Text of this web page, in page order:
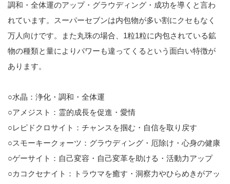
調和・全体運のアップ・グラウディング・成功を導くと言わ
れています。スーパーセブンは内包物が多い割にクセもなく
万人向けです。また丸珠の場合、1粒1粒に内包されている鉱
物の種類と量によりパワーも違ってくるという面白い特徴が
あります。
○水晶：浄化・調和・全体運
○アメジスト：霊的成長を促進・愛情
○レピドクロサイト：チャンスを掴む・自信を取り戻す
○スモーキークォーツ：グラウディング・厄除け・心身の健康
○ゲーサイト：自己変容・自己変革を助ける・活動力アップ
○カコクセナイト：トラウマを癒す・洞察力やひらめきがアッ